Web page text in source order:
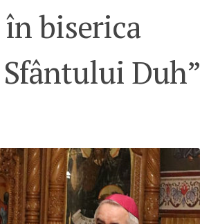
în biserica
Duh”